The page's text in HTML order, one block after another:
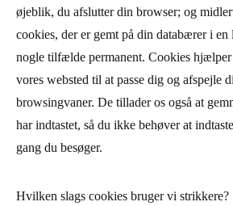
øjeblik, du afslutter din browser; og
cookies, der er gemt på din databærer i
nogle tilfælde permanent. Cookies
vores websted til at passe dig og afspejle
browsingvaner. De tillader os også at
har indtastet, så du ikke behøver at
gang du besøger.
Hvilken slags cookies bruger vi strikkere?